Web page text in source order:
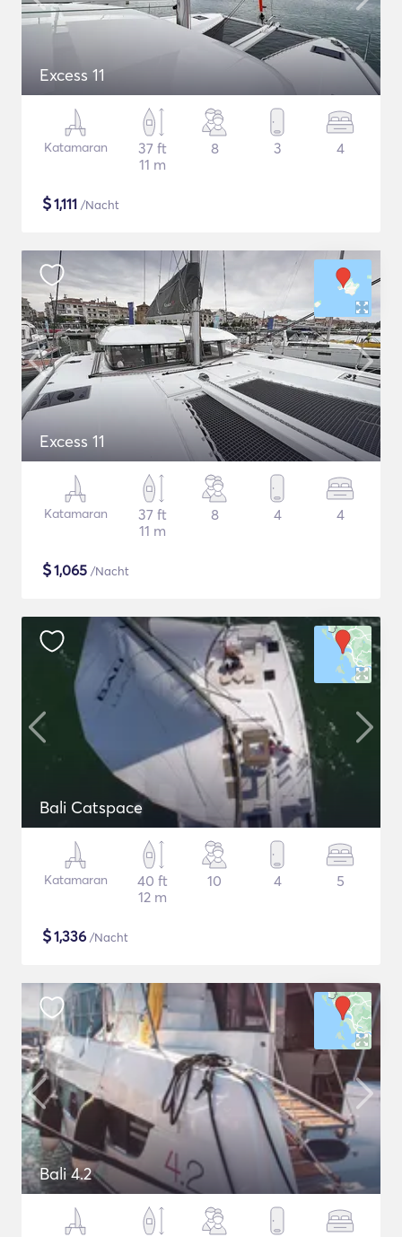
Excess 11
Katamaran
37 ft
11 m
8 3 4
$1,111 /Nacht
Excess 11
Katamaran
37 ft
11 m
8 4 4
$1,065 /Nacht
Bali Catspace
Katamaran
40 ft
12 m
10 4 5
$1,336 /Nacht
Bali 4.2